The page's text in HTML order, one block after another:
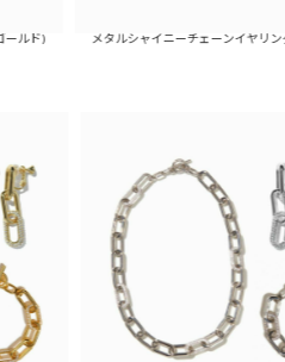
メタルシャイニーチェーンイヤリング(シルバー)